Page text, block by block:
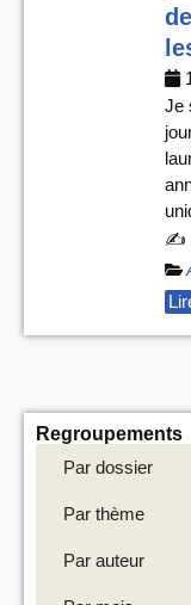
Je
✍️
Regroupements
Par dossier
Par thème
Par auteur